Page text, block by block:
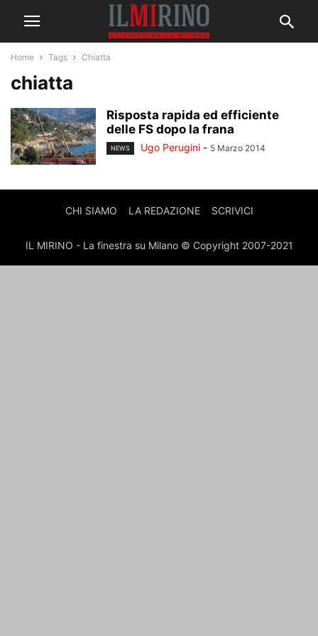
Home Tags Chiatta
chiatta
Risposta rapida ed efficiente
delle FS dopo la frana
NEWS Ugo Perugini - 5 Marzo 2014
CHI SIAMO LA REDAZIONE SCRIVICI
IL MIRINO - La finestra su Milano © Copyright 2007-2021